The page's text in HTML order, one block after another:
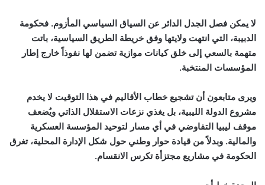
لا يمكن فصل الجدل الدائر عن السياق السياسي المأزوم. فحكومة
الدبيبة، التي انتهت ولايتها وفق خريطة الطريق السياسية، باتت
متهمة بالسعي إلى خلق كيانات موازية تضمن لها نفوذاً خارج إطار
المؤسسات المنتخبة.
ويرى متابعون أن تشجيع خطاب الأقاليم في هذا التوقيت لا يخدم
مشروع الدولة الليبية، بل يغذي نزعات الاستقلال الذاتي ويُضعف
موقف ليبيا التفاوضي في أي مسار لتوحيد المؤسسة العسكرية
والمالية. وبدلاً من قيادة حوار وطني حول شكل الإدارة المحلية، تغرق
الحكومة في مشاريع مجتزأة تكرس الانقسام.